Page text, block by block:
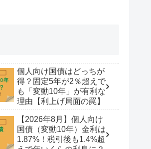
個人向け国債はどっちが
得？固定5年が2％超えで
も「変動10年」が有利な
理由【利上げ局面の罠】
【2026年8月】個人向け
国債（変動10年）金利は
1.87%！税引後も1.4%超